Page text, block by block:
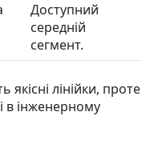
Доступний
середній
сегмент.
лінійки, проте
в інженерному